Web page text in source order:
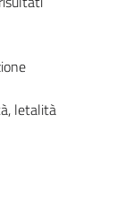
letalità